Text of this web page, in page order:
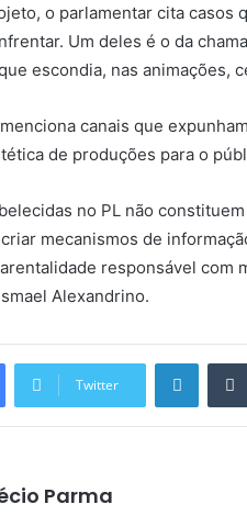
o parlamentar cita casos
Um deles é o da
escondia, nas animações,
canais que
de produções para o
no PL não
mecanismos de
responsável com
Alexandrino.
Twitter
Parma